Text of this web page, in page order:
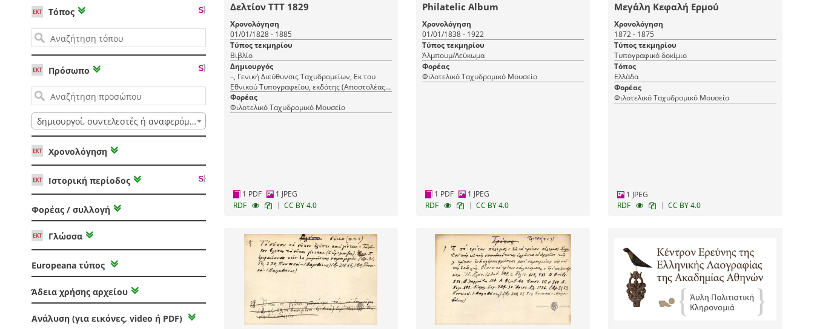
Τόπος
Πρόσωπο
δημιουργοί, συντελεστές ή αναφερόμενοι
Χρονολόγηση
Ιστορική περίοδος
Φορέας / συλλογή
Γλώσσα
Europeana τύπος
Άδεια χρήσης αρχείου
Ανάλυση (για εικόνες, video ή PDF)
Δελτίον ΤΤΤ 1829
Χρονολόγηση
01/01/1828 - 1885
Τύπος τεκμηρίου
Βιβλίο
Δημιουργός
–, Γενική Διεύθυνσις Ταχυδρομείων, Εκ του
Εθνικού Τυπογραφείου, εκδότης (Αποστολέας/
εκδότης)
Φορέας
Φιλοτελικό Ταχυδρομικό Μουσείο
1 PDF
1 JPEG
RDF
| CC BY 4.0
Philatelic Album
Χρονολόγηση
01/01/1838 - 1922
Τύπος τεκμηρίου
Άλμπουμ/Λεύκωμα
Φορέας
Φιλοτελικό Ταχυδρομικό Μουσείο
1 PDF
1 JPEG
RDF
| CC BY 4.0
Μεγάλη Κεφαλή Ερμού
Χρονολόγηση
1872 - 1875
Τύπος τεκμηρίου
Τυπογραφικό δοκίμιο
Τόπος
Ελλάδα
Φορέας
Φιλοτελικό Ταχυδρομικό Μουσείο
1 JPEG
RDF
| CC BY 4.0